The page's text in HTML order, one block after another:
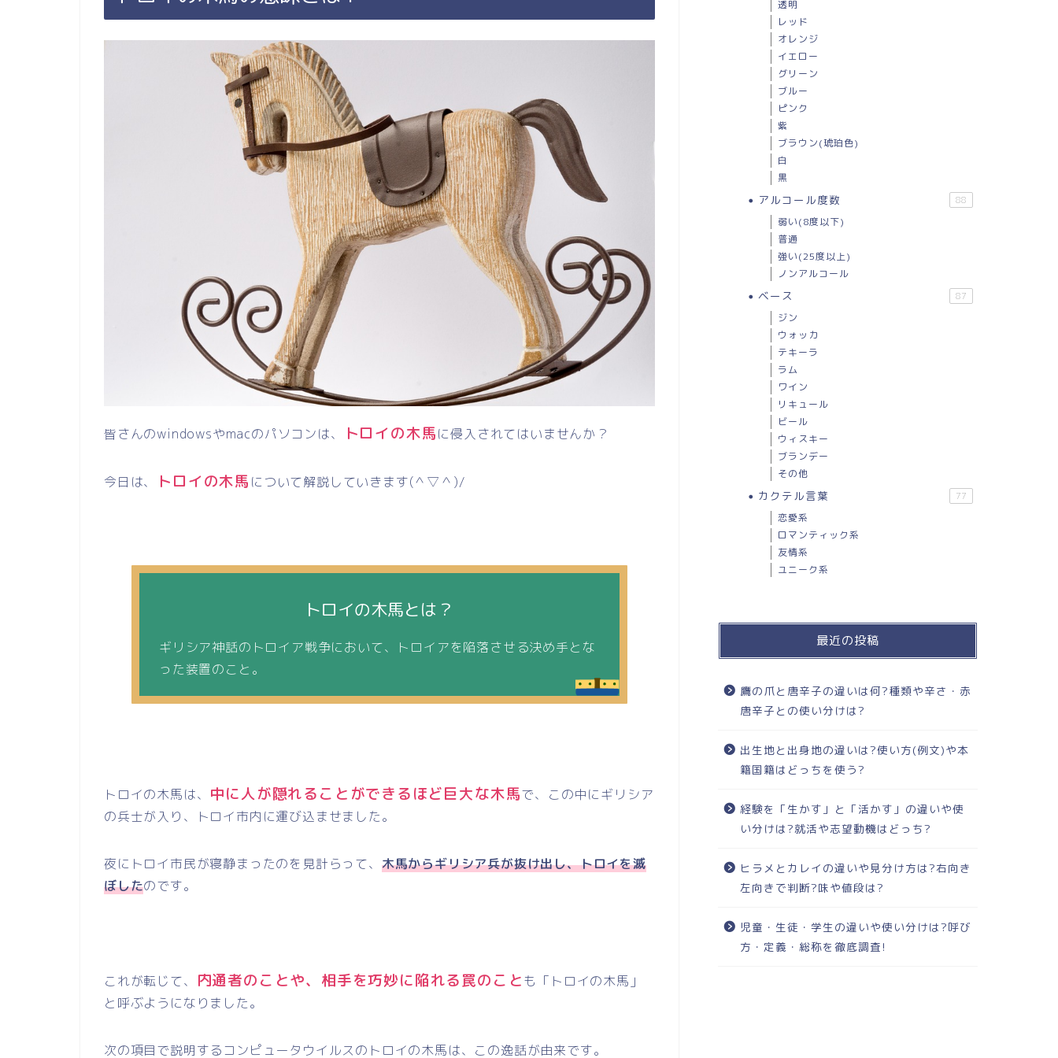
皆さんのwindowsやmacのパソコンは、 トロイの木馬に侵入されてはいませんか？
今日は、 トロイの木馬 について解説していきます(＾▽＾ )/
トロイの木馬とは？
ギリシア神話のトロイア戦争において、トロイアを陥落させる決め手とな
った装置のこと。
トロイの木馬は、 中に人が隠れることができるほど巨大な木馬で、この中にギリシア
の兵士が入り、トロイ市内に運び込ませました。
夜にトロイ市民が寝静まったのを見計らって、 木馬からギリシア兵が抜け出し、トロイを滅
ぼしたのです。
これが転じて、 内通者のことや、相手を巧妙に陥れる罠のことも「トロイの木馬」
と呼ぶようになりました。
次の項目で説明するコンピュータウイルスのトロイの木馬は、この逸話が由来です。
透明
レッド
オレンジ
イエロー
グリーン
ブルー
ピンク
紫
ブラウン(琥珀色)
白
黒
アルコール度数 88
弱い(8度以下)
普通
強い(25度以上)
ノンアルコール
ベース 87
ジン
ウォッカ
テキーラ
ラム
ワイン
リキュール
ビール
ウィスキー
ブランデー
その他
カクテル言葉 77
恋愛系
ロマンティック系
友情系
ユニーク系
最近の投稿
鷹の爪と唐辛子の違いは何?種類や辛さ・赤
唐辛子との使い分けは?
出生地と出身地の違いは?使い方(例文)や本
籍国籍はどっちを使う?
経験を「生かす」と「活かす」の違いや使
い分けは?就活や志望動機はどっち?
ヒラメとカレイの違いや見分け方は?右向き
左向きで判断?味や値段は?
児童・生徒・学生の違いや使い分けは?呼び
方・定義・総称を徹底調査!